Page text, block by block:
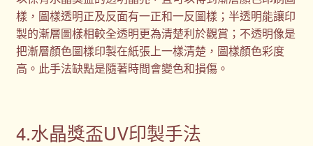
樣，圖樣透明正及反面有一正和一反圖樣；半透明能讓印
製的漸層圖樣相較全透明更為清楚利於觀賞；不透明像是
把漸層顏色圖樣印製在紙張上一樣清楚，圖樣顏色彩度
高。此手法缺點是隨著時間會變色和損傷。
4.水晶獎盃UV印製手法